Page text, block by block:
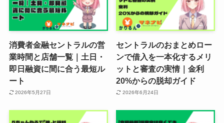
消費者金融セントラルの営
業時間と店舗一覧｜土日・
即日融資に間に合う最短ル
ート
2026年5月27日
セントラルのおまとめロー
ンで借入を一本化するメリ
ットと審査の実情｜金利
20%からの脱却ガイド
2026年6月24日